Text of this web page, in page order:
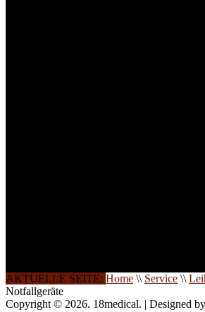
AKTUELLE SEITE: Home \\ Service \\
Notfallgeräte
Copyright © 2026. 18medical. | Designed